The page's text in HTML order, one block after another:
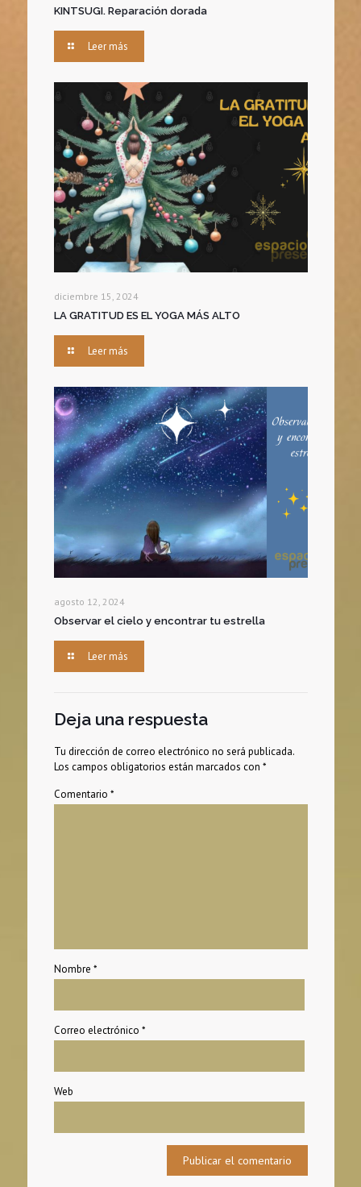
KINTSUGI. Reparación dorada
Leer más
diciembre 15, 2024
LA GRATITUD ES EL YOGA MÁS ALTO
Leer más
agosto 12, 2024
Observar el cielo y encontrar tu estrella
Leer más
Deja una respuesta
Tu dirección de correo electrónico no será publicada.
Los campos obligatorios están marcados con *
Comentario *
Nombre *
Correo electrónico *
Web